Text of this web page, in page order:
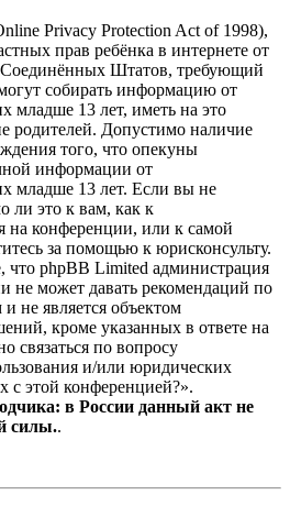
Privacy Protection Act of 1998),
прав ребёнка в интернете от
Соединённых Штатов, требующий
собирать информацию от
младше 13 лет, иметь на это
родителей. Допустимо наличие
того, что опекуны
информации от
младше 13 лет. Если вы не
ли это к вам, как к
на конференции, или к самой
за помощью к юрисконсульту.
что phpBB Limited администрация
не может давать рекомендаций по
не является объектом
кроме указанных в ответе на
связаться по вопросу
и/или юридических
с этой конференцией?».
в России данный акт не
силы..